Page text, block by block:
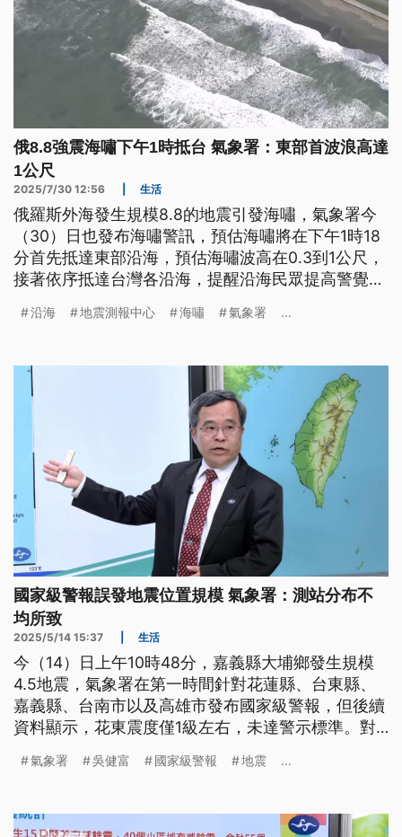
俄8.8強震海嘯下午1時抵台 氣象署：東部首波浪高達
1公尺
2025/7/30 12:56 生活
俄羅斯外海發生規模8.8的地震引發海嘯，氣象署今
（30）日也發布海嘯警訊，預估海嘯將在下午1時18
分首先抵達東部沿海，預估海嘯波高在0.3到1公尺，
接著依序抵達台灣各沿海，提醒沿海民眾提高警覺、
沿海 地震測報中心 海嘯 氣象署 ...
國家級警報誤發地震位置規模 氣象署：測站分布不
均所致
2025/5/14 15:37 生活
今（14）日上午10時48分，嘉義縣大埔鄉發生規模
4.5地震，氣象署在第一時間針對花蓮縣、台東縣、
嘉義縣、台南市以及高雄市發布國家級警報，但後續
資料顯示，花東震度僅1級左右，未達警示標準。對
成估算錯誤。
氣象署 吳健富 國家級警報 地震 ...